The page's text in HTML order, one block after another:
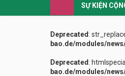
SỰ KIỆN
Deprecated :
bao.de/modules/
Deprecated :
bao.de/modules/